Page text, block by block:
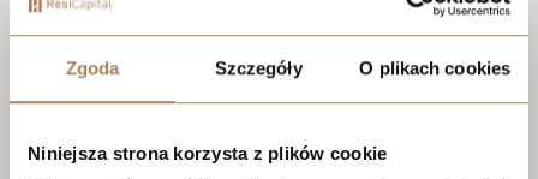
Zgoda Szczegóły O plikach cookies
Niniejsza strona korzysta z plików cookie